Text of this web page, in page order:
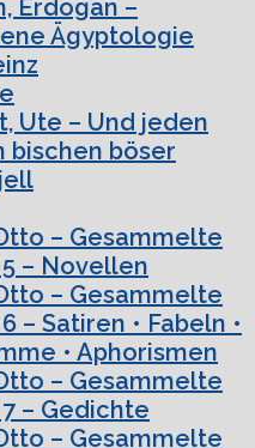
Erdogan –
Ägyptologie
Ute – Und jeden
bischen böser
– Gesammelte
– Novellen
– Gesammelte
– Satiren • Fabeln •
• Aphorismen
– Gesammelte
– Gedichte
– Gesammelte